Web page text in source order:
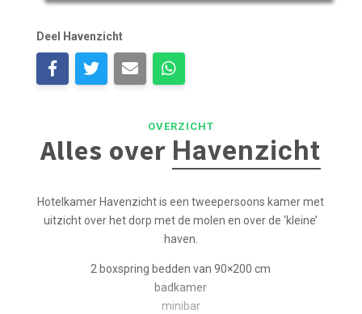
Deel Havenzicht
OVERZICHT
Alles over Havenzicht
Hotelkamer Havenzicht is een tweepersoons kamer met
uitzicht over het dorp met de molen en over de ‘kleine’
haven.
2 boxspring bedden van 90×200 cm
badkamer
minibar